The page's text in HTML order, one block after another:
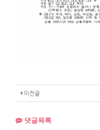
이전글
댓글목록